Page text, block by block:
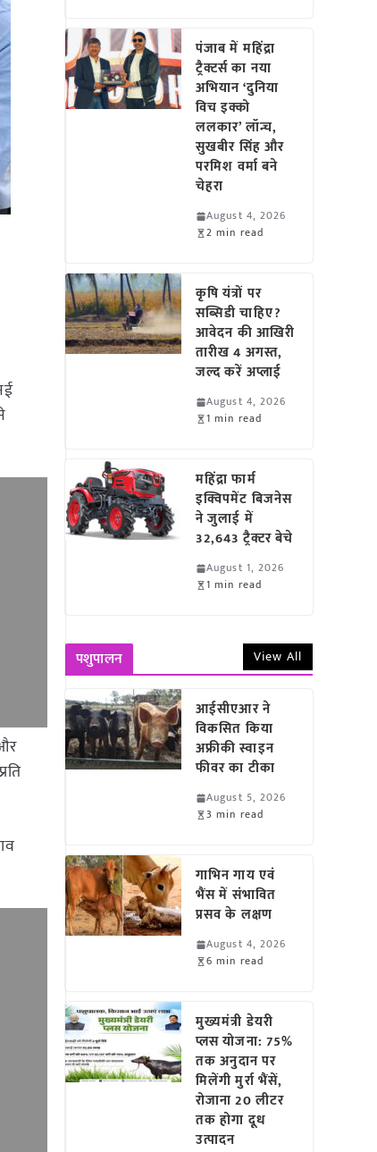
पंजाब में महिंद्रा
ट्रैक्टर्स का नया
अभियान ‘दुनिया
विच इक्को
ललकार’ लॉन्च,
सुखबीर सिंह और
परमिश वर्मा बने
चेहरा
August 4, 2026
2 min read
कृषि यंत्रों पर
सब्सिडी चाहिए?
आवेदन की आखिरी
तारीख 4 अगस्त,
जल्द करें अप्लाई
August 4, 2026
1 min read
महिंद्रा फार्म
इक्विपमेंट बिजनेस
ने जुलाई में
32,643 ट्रैक्टर बेचे
August 1, 2026
1 min read
पशुपालन View All
आईसीएआर ने
विकसित किया
अफ्रीकी स्वाइन
फीवर का टीका
August 5, 2026
3 min read
गाभिन गाय एवं
भैंस में संभावित
प्रसव के लक्षण
August 4, 2026
6 min read
मुख्यमंत्री डेयरी
प्लस योजना: 75%
तक अनुदान पर
मिलेंगी मुर्रा भैंसें,
रोजाना 20 लीटर
तक होगा दूध
उत्पादन